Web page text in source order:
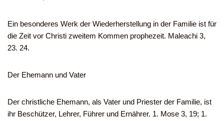
Ein besonderes Werk der Wiederherstellung in der Familie ist für
die Zeit vor Christi zweitem Kommen prophezeit. Maleachi 3,
23. 24.
Der Ehemann und Vater
Der christliche Ehemann, als Vater und Priester der Familie, ist
ihr Beschützer, Lehrer, Führer und Ernährer. 1. Mose 3, 19; 1.